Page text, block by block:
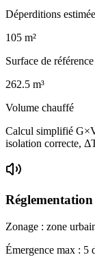
Déperditions
105 m²
Surface de référence
262.5 m³
Volume chauffé
Calcul simplifié
isolation correcte,
Zonage : zone
Émergence max : 5